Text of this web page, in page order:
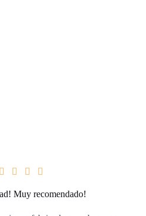
   
Muy recomendado!